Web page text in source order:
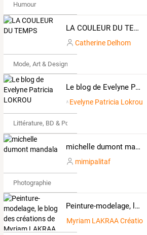
Humour
LA COULEUR DU TEMPS
Catherine Delhom
Mode, Art & Design
Le blog de Evelyne Patricia LOKROU
Evelyne Patricia Lokrou
Littérature, BD & Poésie
michelle dumont mandala
mimipalitaf
Photographie
Peinture-modelage, le blog des créations de Myriam LAKRAA
Myriam LAKRAA Créations